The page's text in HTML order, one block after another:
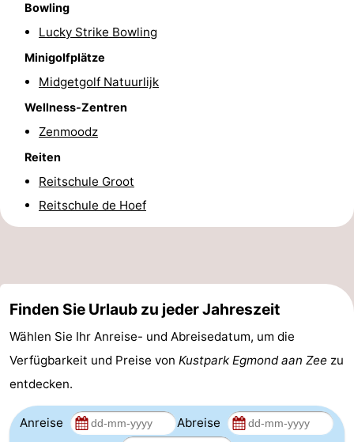
Bowling
Lucky Strike Bowling
Minigolfplätze
Midgetgolf Natuurlijk
Wellness-Zentren
Zenmoodz
Reiten
Reitschule Groot
Reitschule de Hoef
Finden Sie Urlaub zu jeder Jahreszeit
Wählen Sie Ihr Anreise- und Abreisedatum, um die
Verfügbarkeit und Preise von Kustpark Egmond aan Zee zu
entdecken.
Anreise Abreise